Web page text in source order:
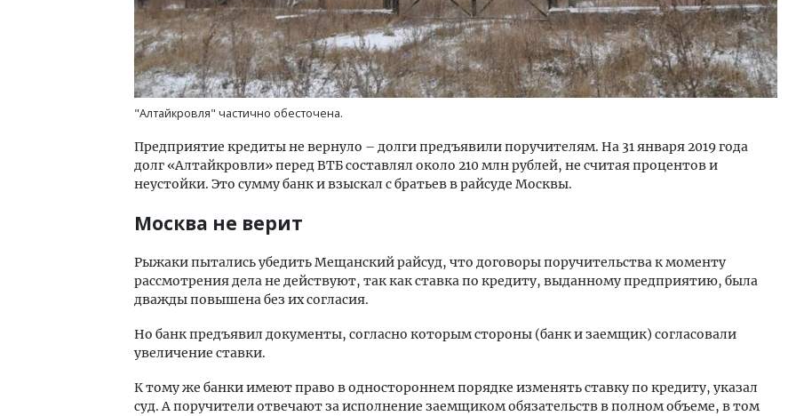
"Алтайкровля" частично обесточена.
Предприятие кредиты не вернуло – долги предъявили поручителям. На 31 января 2019 года
долг «Алтайкровли» перед ВТБ составлял около 210 млн рублей, не считая процентов и
неустойки. Это сумму банк и взыскал с братьев в райсуде Москвы.
Москва не верит
Рыжаки пытались убедить Мещанский райсуд, что договоры поручительства к моменту
рассмотрения дела не действуют, так как ставка по кредиту, выданному предприятию, была
дважды повышена без их согласия.
Но банк предъявил документы, согласно которым стороны (банк и заемщик) согласовали
увеличение ставки.
К тому же банки имеют право в одностороннем порядке изменять ставку по кредиту, указал
суд. А поручители отвечают за исполнение заемщиком обязательств в полном объеме, в том